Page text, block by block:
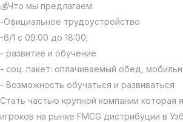
💰Что мы предлагаем:
-Официальное трудоустройство
-6/1 с 09:00 до 18:00;
- развитие и обучение
- соц. пакет: оплачиваемый обед,
- Возможность обучаться и развиваться
Стать частью крупной компании которая
игроков на рынке FMCG дистрибуции в